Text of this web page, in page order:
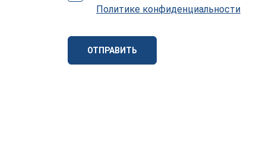
Политике конфиденциальности
ОТПРАВИТЬ